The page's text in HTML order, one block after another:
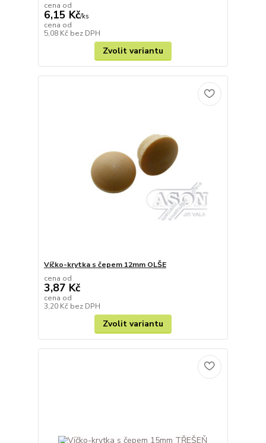
cena od
6,15 Kč/ks
cena od
5,08 Kč bez DPH
Zvolit variantu
Víčko-krytka s čepem 12mm OLŠE
cena od
3,87 Kč
cena od
3,20 Kč bez DPH
Zvolit variantu